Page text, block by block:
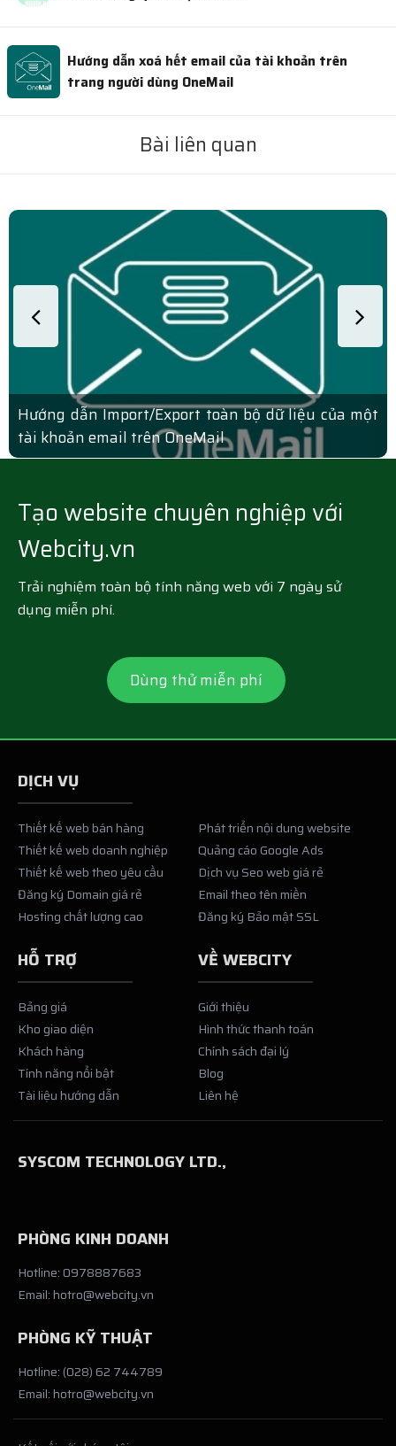
Hướng dẫn xoá hết email của tài khoản trên
trang người dùng OneMail
Bài liên quan
Hướng dẫn Import/Export toàn bộ dữ liệu của một
tài khoản email trên OneMail
Tạo website chuyên nghiệp với
Webcity.vn
Trải nghiệm toàn bộ tính năng web với 7 ngày sử
dụng miễn phí.
Dùng thử miễn phí
DỊCH VỤ
Thiết kế web bán hàng
Thiết kế web doanh nghiệp
Thiết kế web theo yêu cầu
Đăng ký Domain giá rẻ
Hosting chất lượng cao
Phát triển nội dung website
Quảng cáo Google Ads
Dịch vụ Seo web giá rẻ
Email theo tên miền
Đăng ký Bảo mật SSL
HỖ TRỢ
Bảng giá
Kho giao diện
Khách hàng
Tính năng nổi bật
Tài liệu hướng dẫn
VỀ WEBCITY
Giới thiệu
Hình thức thanh toán
Chính sách đại lý
Blog
Liên hệ
SYSCOM TECHNOLOGY LTD.,
PHÒNG KINH DOANH
Hotline: 0978887683
Email: hotro@webcity.vn
PHÒNG KỸ THUẬT
Hotline: (028) 62 744789
Email: hotro@webcity.vn